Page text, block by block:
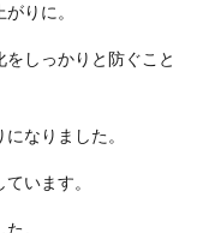
りに。
しっかりと防ぐこと
なりました。
ています。
。